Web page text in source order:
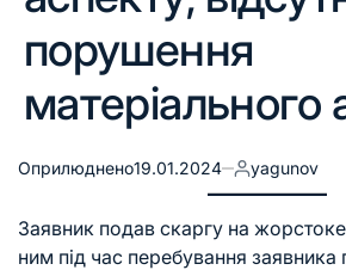
порушення
матеріального
Оприлюднено19.01.2024 yagunov
Заявник подав скаргу на
ним під час перебування заявника